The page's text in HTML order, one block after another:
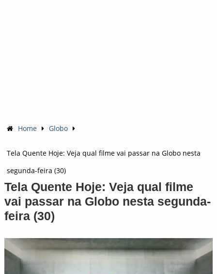
Home Globo
Tela Quente Hoje: Veja qual filme vai passar na Globo nesta
segunda-feira (30)
Tela Quente Hoje: Veja qual filme
vai passar na Globo nesta segunda-
feira (30)